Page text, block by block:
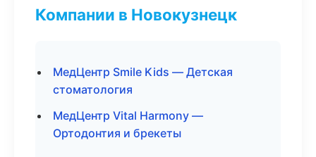
Компании в Новокузнецк
МедЦентр Smile Kids — Детская
стоматология
МедЦентр Vital Harmony —
Ортодонтия и брекеты